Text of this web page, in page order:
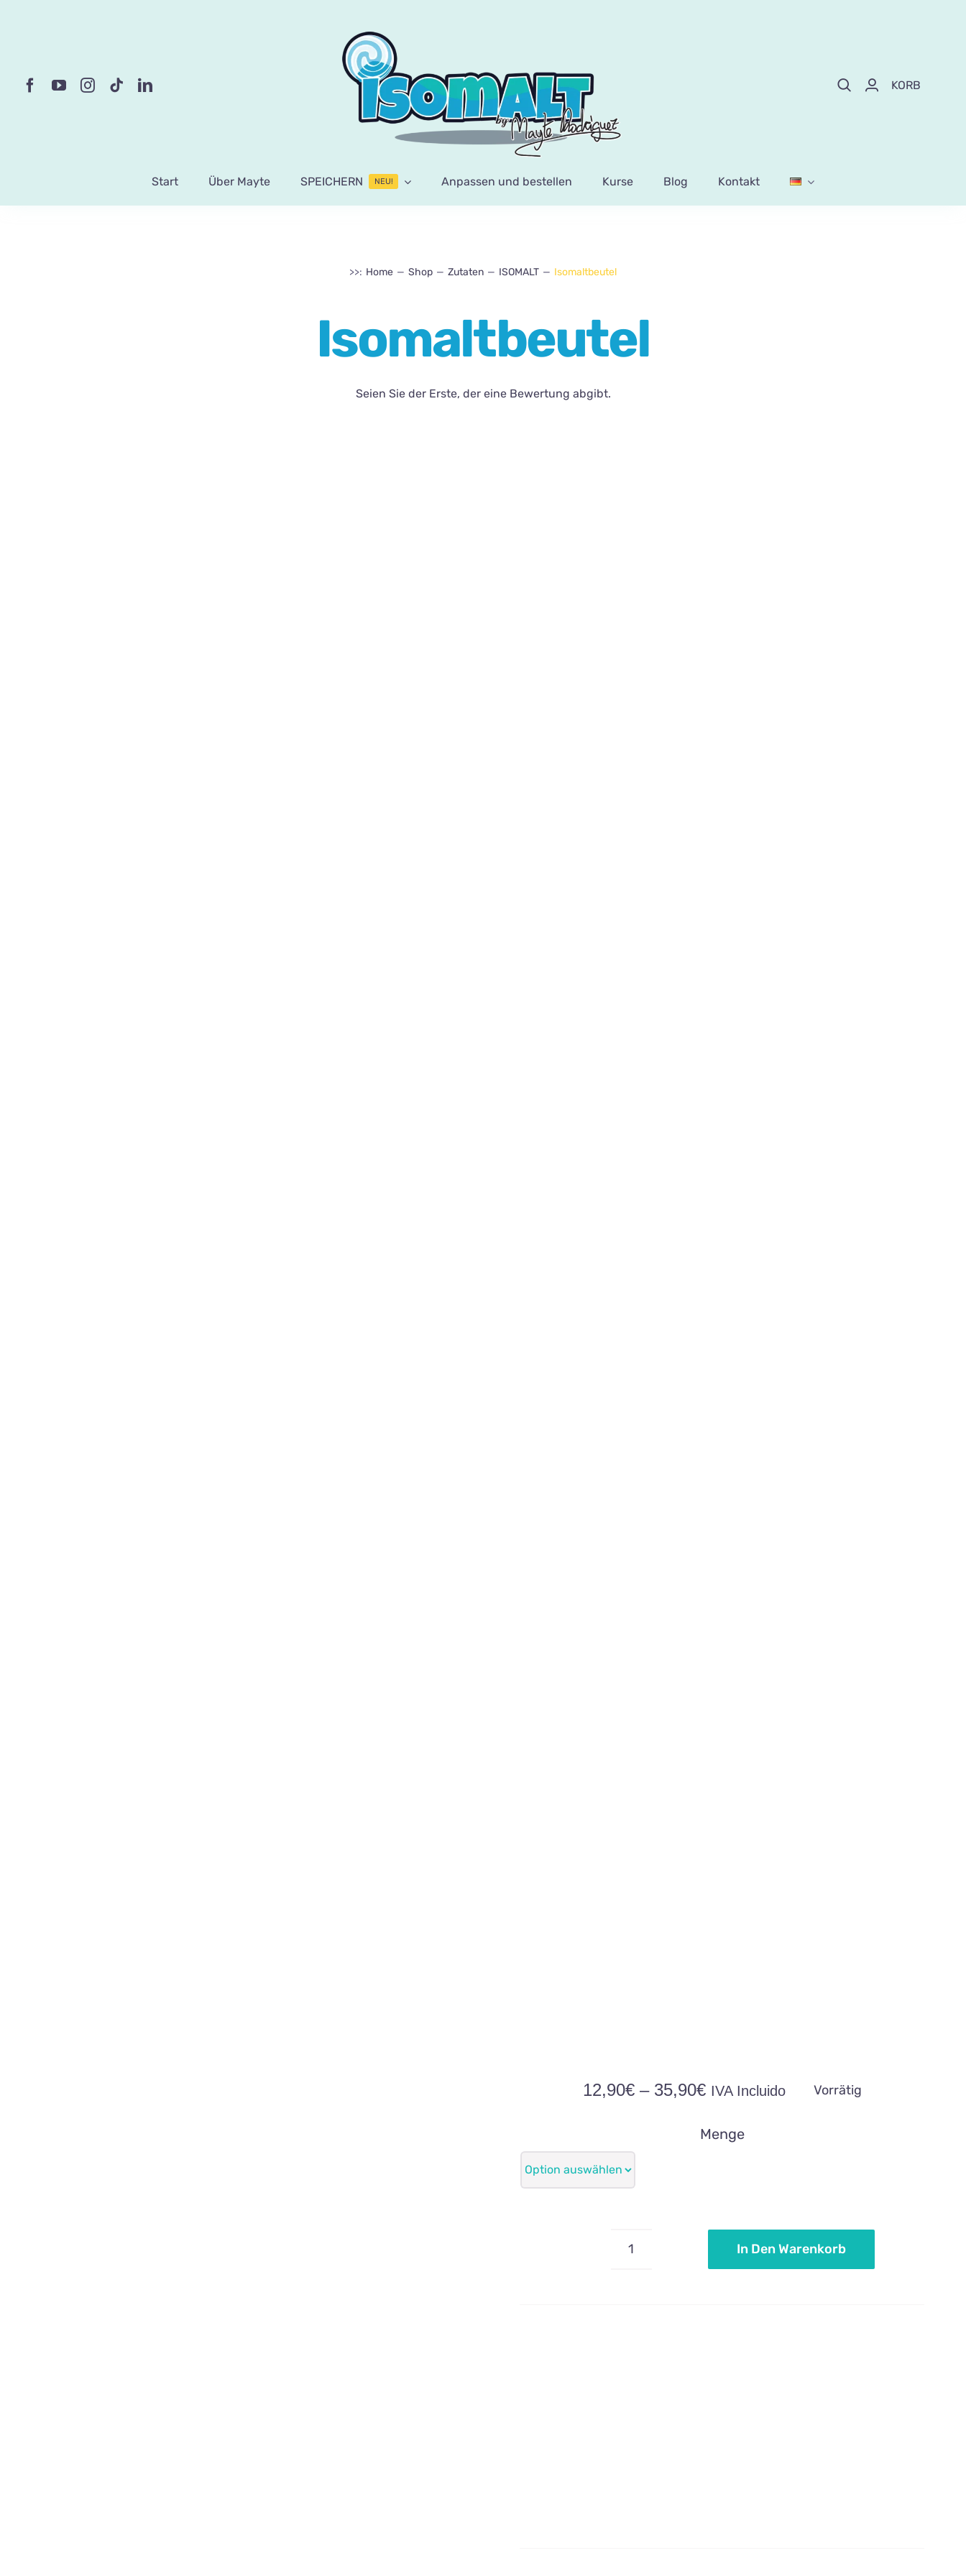
KORB
Start Über Mayte SPEICHERN NEU! Anpassen und bestellen Kurse Blog Kontakt
>>: Home Shop Zutaten ISOMALT Isomaltbeutel
Isomaltbeutel
Seien Sie der Erste, der eine Bewertung abgibt.
12,90€ – 35,90€Preisspanne:
bis
IVA Incluido Vorrätig
Menge
Isomaltbeutel
In Den Warenkorb